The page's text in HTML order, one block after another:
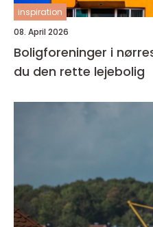
inspiration
08. April 2026
Boligforeninger i nørresundby
du den rette lejebolig